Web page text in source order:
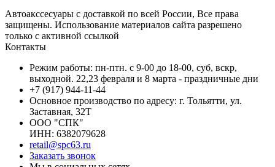
Автоакссесуары с доставкой по всей России, Все права
защищены. Использование материалов сайта разрешено
только с активной ссылкой
Контакты
Режим работы: пн-птн. с 9-00 до 18-00, суб, вскр,
выходной. 22,23 февраля и 8 марта - праздничные дни
+7 (917) 944-11-44
Основное производство по адресу: г. Тольятти, ул.
Заставная, 32Т
ООО "СПК"
ИНН: 6382079628
retail@spc63.ru
Заказать звонок